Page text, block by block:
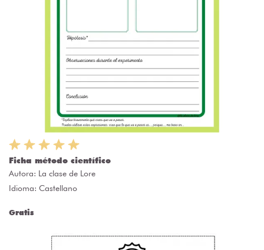
Ficha método científico
Autora: La clase de Lore
Idioma: Castellano
Gratis